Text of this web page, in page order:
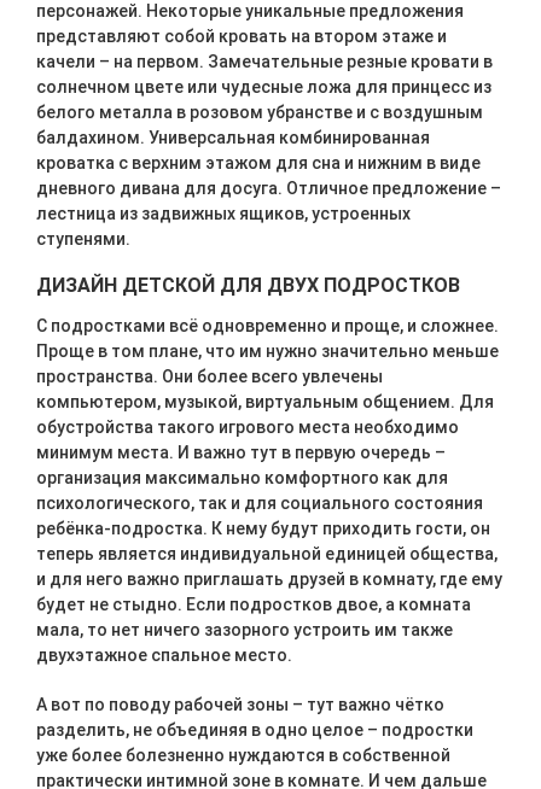
персонажей. Некоторые уникальные предложения
представляют собой кровать на втором этаже и
качели – на первом. Замечательные резные кровати в
солнечном цвете или чудесные ложа для принцесс из
белого металла в розовом убранстве и с воздушным
балдахином. Универсальная комбинированная
кроватка с верхним этажом для сна и нижним в виде
дневного дивана для досуга. Отличное предложение –
лестница из задвижных ящиков, устроенных
ступенями.
ДИЗАЙН ДЕТСКОЙ ДЛЯ ДВУХ ПОДРОСТКОВ
С подростками всё одновременно и проще, и сложнее.
Проще в том плане, что им нужно значительно меньше
пространства. Они более всего увлечены
компьютером, музыкой, виртуальным общением. Для
обустройства такого игрового места необходимо
минимум места. И важно тут в первую очередь –
организация максимально комфортного как для
психологического, так и для социального состояния
ребёнка-подростка. К нему будут приходить гости, он
теперь является индивидуальной единицей общества,
и для него важно приглашать друзей в комнату, где ему
будет не стыдно. Если подростков двое, а комната
мала, то нет ничего зазорного устроить им также
двухэтажное спальное место.
А вот по поводу рабочей зоны – тут важно чётко
разделить, не объединяя в одно целое – подростки
уже более болезненно нуждаются в собственной
практически интимной зоне в комнате. И чем дальше